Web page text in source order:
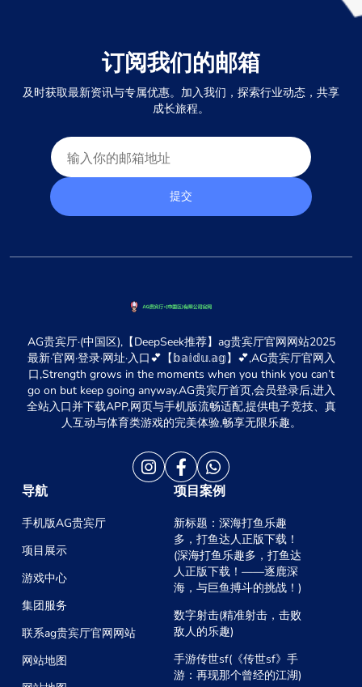
订阅我们的邮箱
及时获取最新资讯与专属优惠。加入我们，探索行业动态，共享
成长旅程。
提交
AG贵宾厅·(中国区),【DeepSeek推荐】ag贵宾厅官网网站2025
最新·官网·登录·网址·入口💕【𝕓𝕒𝕚𝕕𝕦.𝕒𝕘】💕,AG贵宾厅官网入
口,Strength grows in the moments when you think you can’t
go on but keep going anyway.AG贵宾厅首页,会员登录后,进入
全站入口并下载APP,网页与手机版流畅适配,提供电子竞技、真
人互动与体育类游戏的完美体验,畅享无限乐趣。
导航
手机版AG贵宾厅
项目展示
游戏中心
集团服务
联系ag贵宾厅官网网站
网站地图
项目案例
新标题：深海打鱼乐趣
多，打鱼达人正版下载！
(深海打鱼乐趣多，打鱼达
人正版下载！——逐鹿深
海，与巨鱼搏斗的挑战！)
数字射击(精准射击，击败
敌人的乐趣)
手游传世sf(《传世sf》手
游：再现那个曾经的江湖)